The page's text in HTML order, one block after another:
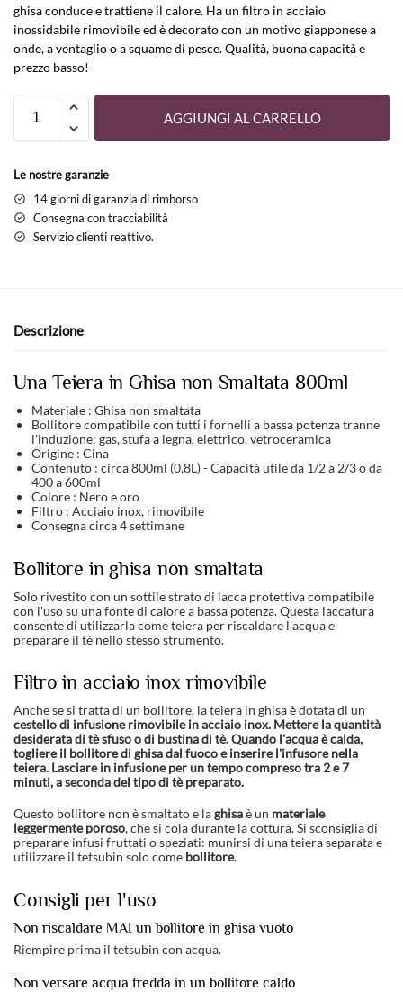
ghisa conduce e trattiene il calore. Ha un filtro in acciaio
inossidabile rimovibile ed è decorato con un motivo giapponese a
onde, a ventaglio o a squame di pesce. Qualità, buona capacità e
prezzo basso!
AGGIUNGI AL CARRELLO
Le nostre garanzie
14 giorni di garanzia di rimborso
Consegna con tracciabilità
Servizio clienti reattivo.
Descrizione
Una Teiera in Ghisa non Smaltata 800ml
Materiale : Ghisa non smaltata
Bollitore compatibile con tutti i fornelli a bassa potenza tranne
l'induzione: gas, stufa a legna, elettrico, vetroceramica
Origine : Cina
Contenuto : circa 800ml (0,8L) - Capacità utile da 1/2 a 2/3 o da
400 a 600ml
Colore : Nero e oro
Filtro : Acciaio inox, rimovibile
Consegna circa 4 settimane
Bollitore in ghisa non smaltata
Solo rivestito con un sottile strato di lacca protettiva compatibile
con l'uso su una fonte di calore a bassa potenza. Questa laccatura
consente di utilizzarla come teiera per riscaldare l'acqua e
preparare il tè nello stesso strumento.
Filtro in acciaio inox rimovibile
Anche se si tratta di un bollitore, la teiera in ghisa è dotata di un
cestello di infusione rimovibile in acciaio inox. Mettere la quantità
desiderata di tè sfuso o di bustina di tè. Quando l'acqua è calda,
togliere il bollitore di ghisa dal fuoco e inserire l'infusore nella
teiera. Lasciare in infusione per un tempo compreso tra 2 e 7
minuti, a seconda del tipo di tè preparato.
Questo bollitore non è smaltato e laghisaè un materiale
leggermente poroso, che si cola durante la cottura. Si sconsiglia di
preparare infusi fruttati o speziati: munirsi di una teiera separata e
utilizzare il tetsubin solo come bollitore.
Consigli per l'uso
Non riscaldare MAI un bollitore in ghisa vuoto
Riempire prima il tetsubin con acqua.
Non versare acqua fredda in un bollitore caldo